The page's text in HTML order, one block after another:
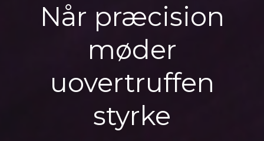
Når præcision
møder
uovertruffen
styrke